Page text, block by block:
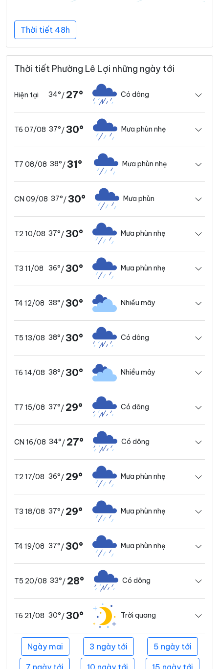
Thời tiết 48h
Thời tiết Phường Lê Lợi những ngày tới
Hiện tại 34°/ 27° Có dông
T6 07/08 37°/30° Mưa phùn nhẹ
T7 08/08 38°/31° Mưa phùn nhẹ
CN 09/08 37°/30° Mưa phùn
T2 10/08 37°/30° Mưa phùn nhẹ
T3 11/08 36°/30° Mưa phùn nhẹ
T4 12/08 38°/30° Nhiều mây
T5 13/08 38°/30° Có dông
T6 14/08 38°/30° Nhiều mây
T7 15/08 37°/ 29° Có dông
CN 16/08 34°/ 27° Có dông
T2 17/08 36°/ 29° Mưa phùn nhẹ
T3 18/08 37°/ 29° Mưa phùn nhẹ
T4 19/08 37°/30° Mưa phùn nhẹ
T5 20/08 33°/ 28° Có dông
T6 21/08 30°/30° Trời quang
Ngày mai 3 ngày tới 5 ngày tới
7 ngày tới 10 ngày tới 15 ngày tới